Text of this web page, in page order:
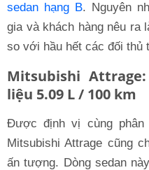
sedan hạng B. Nguyên
gia và khách hàng nêu ra
so với hầu hết các đối thủ
Mitsubishi
liệu 5.09 L / 100 km
Được định vị cùng phân
Mitsubishi Attrage cũng
ấn tượng. Dòng sedan